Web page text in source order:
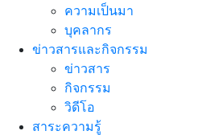
ความเป็นมา
บุคลากร
ข่าวสารและกิจกรรม
ข่าวสาร
กิจกรรม
วิดีโอ
สาระความรู้